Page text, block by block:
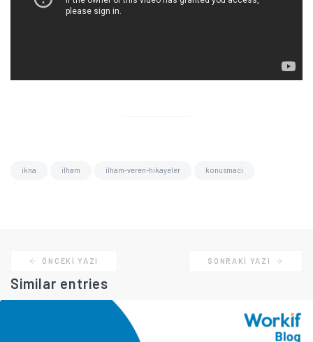
ikna ilham ilham-veren-hikayeler konusmaci
ÖNCEKI YAZI SONRAKI YAZI
Similar entries